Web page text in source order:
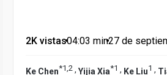
2K vistas•04:03 min•27 de
Ke Chen*1,2 , Yijia Xia*1 , Ke Liu1 ,